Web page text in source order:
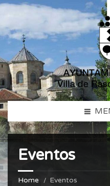
Eventos
Home Eventos